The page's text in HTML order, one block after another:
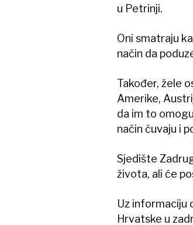
u Petrinji.
Oni smatraju
način da
Također, žele
Amerike,
da im to
način čuvaju i
Sjedište
života, ali će
Uz informaciju
Hrvatske u